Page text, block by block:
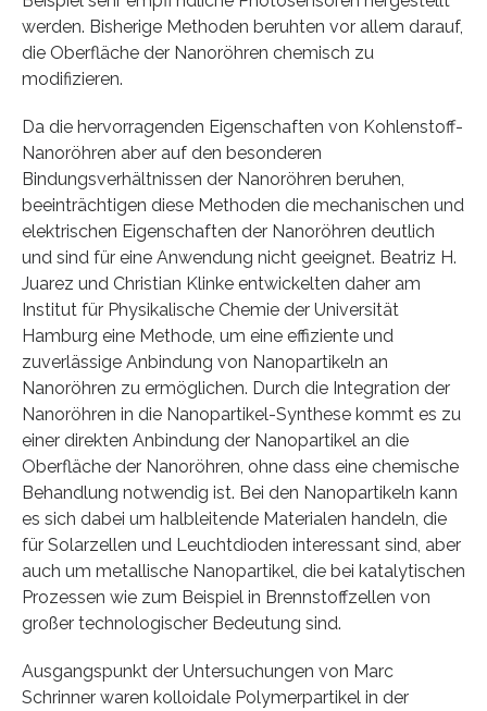
werden. Bisherige Methoden beruhten vor allem darauf,
die Oberfläche der Nanoröhren chemisch zu
modifizieren.
Da die hervorragenden Eigenschaften von Kohlenstoff-
Nanoröhren aber auf den besonderen
Bindungsverhältnissen der Nanoröhren beruhen,
beeinträchtigen diese Methoden die mechanischen und
elektrischen Eigenschaften der Nanoröhren deutlich
und sind für eine Anwendung nicht geeignet. Beatriz H.
Juarez und Christian Klinke entwickelten daher am
Institut für Physikalische Chemie der Universität
Hamburg eine Methode, um eine effiziente und
zuverlässige Anbindung von Nanopartikeln an
Nanoröhren zu ermöglichen. Durch die Integration der
Nanoröhren in die Nanopartikel-Synthese kommt es zu
einer direkten Anbindung der Nanopartikel an die
Oberfläche der Nanoröhren, ohne dass eine chemische
Behandlung notwendig ist. Bei den Nanopartikeln kann
es sich dabei um halbleitende Materialen handeln, die
für Solarzellen und Leuchtdioden interessant sind, aber
auch um metallische Nanopartikel, die bei katalytischen
Prozessen wie zum Beispiel in Brennstoffzellen von
großer technologischer Bedeutung sind.
Ausgangspunkt der Untersuchungen von Marc
Schrinner waren kolloidale Polymerpartikel in der